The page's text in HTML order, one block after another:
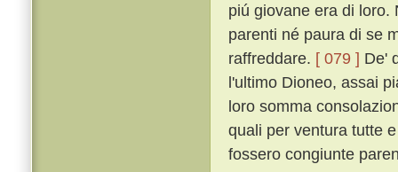
piú giovane era di loro.
parenti né paura di se
raffreddare. [ 079 ] De'
l'ultimo Dioneo, assai
loro somma
quali per ventura tutte
fossero congiunte